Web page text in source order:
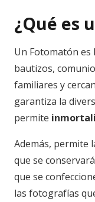
¿Qué es
Un Fotomatón
bautizos,
familiares y
garantiza la
permite
Además, permite
que se
que se
las fotografías